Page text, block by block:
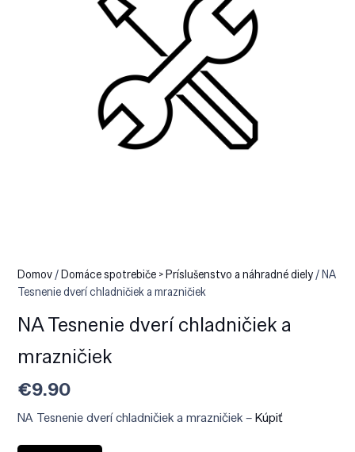
Domov/Domáce spotrebiče > Príslušenstvo a náhradné diely/ NA
Tesnenie dverí chladničiek a mrazničiek
NA Tesnenie dverí chladničiek a
mrazničiek
€9.90
NA Tesnenie dverí chladničiek a mrazničiek –Kúpiť